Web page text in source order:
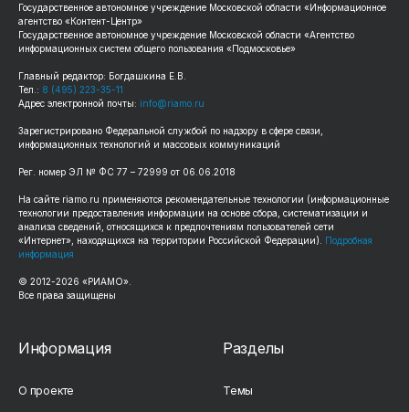
Государственное автономное учреждение Московской области «Информационное
агентство «Контент-Центр»
Государственное автономное учреждение Московской области «Агентство
информационных систем общего пользования «Подмосковье»
Главный редактор: Богдашкина Е.В.
Тел.: 8 (495) 223-35-11
Адрес электронной почты: info@riamo.ru
Зарегистрировано Федеральной службой по надзору в сфере связи,
информационных технологий и массовых коммуникаций
Рег. номер ЭЛ № ФС 77 – 72999 от 06.06.2018
На сайте riamo.ru применяются рекомендательные технологии (информационные
технологии предоставления информации на основе сбора, систематизации и
анализа сведений, относящихся к предпочтениям пользователей сети
«Интернет», находящихся на территории Российской Федерации). Подробная
информация
© 2012-2026 «РИАМО».
Все права защищены
Информация
О проекте
Разделы
Темы